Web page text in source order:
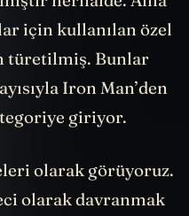
için kullanılan özel
türetilmiş. Bunlar
Iron Man’den
giriyor.
olarak görüyoruz.
olarak davranmak